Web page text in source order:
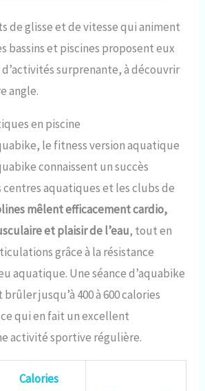
et confortable, coutures doubles pour
chambres à air intérieures en PVC
de 0,6 mm. GONFLAGE : Facile à
à dégonfler grâce à la valve Boston,
bouée dispose d'une chambre à air
: 137 cm (54''), dimensions gonflées :
largeur 120 cm, hauteur 43 cm, poids
3,5 kg.
de glisse et de vitesse qui animent
bassins et piscines proposent eux
d’activités surprenante, à découvrir
angle.
en piscine
le fitness version aquatique
connaissent un succès
centres aquatiques et les clubs de
mêlent efficacement cardio,
et plaisir de l’eau, tout en
grâce à la résistance
aquatique. Une séance d’aquabike
jusqu’à 400 à 600 calories
qui en fait un excellent
activité sportive régulière.
Calories